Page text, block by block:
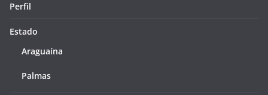
Perfil
Estado
Araguaína
Palmas